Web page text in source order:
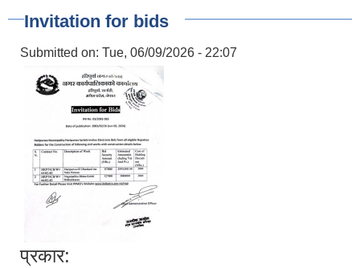
Invitation for bids
Submitted on: Tue, 06/09/2026 - 22:07
प्रकार: